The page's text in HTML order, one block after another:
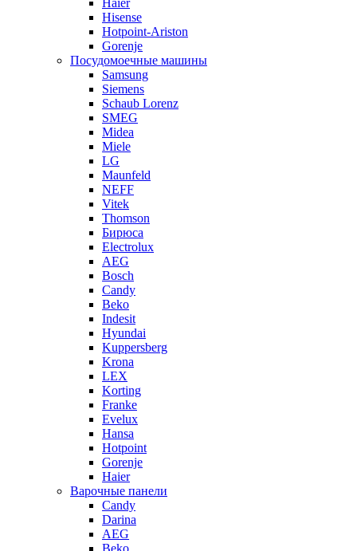
Haier
Hisense
Hotpoint-Ariston
Gorenje
Посудомоечные машины
Samsung
Siemens
Schaub Lorenz
SMEG
Midea
Miele
LG
Maunfeld
NEFF
Vitek
Thomson
Бирюса
Electrolux
AEG
Bosch
Candy
Beko
Indesit
Hyundai
Kuppersberg
Krona
LEX
Korting
Franke
Evelux
Hansa
Hotpoint
Gorenje
Haier
Варочные панели
Candy
Darina
AEG